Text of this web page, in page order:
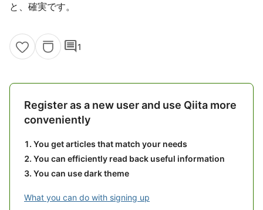
と、確実です。
comment1
Register as a new user and use Qiita more
conveniently
You get articles that match your needs
You can efficiently read back useful information
You can use dark theme
What you can do with signing up